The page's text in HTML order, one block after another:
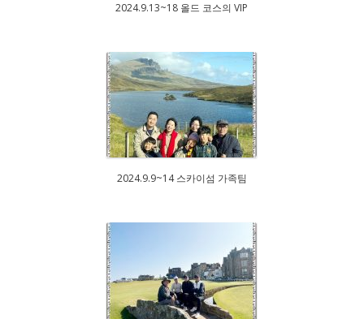
2024.9.13~18 올드 코스의 VIP
2024.9.9~14 스카이섬 가족팀